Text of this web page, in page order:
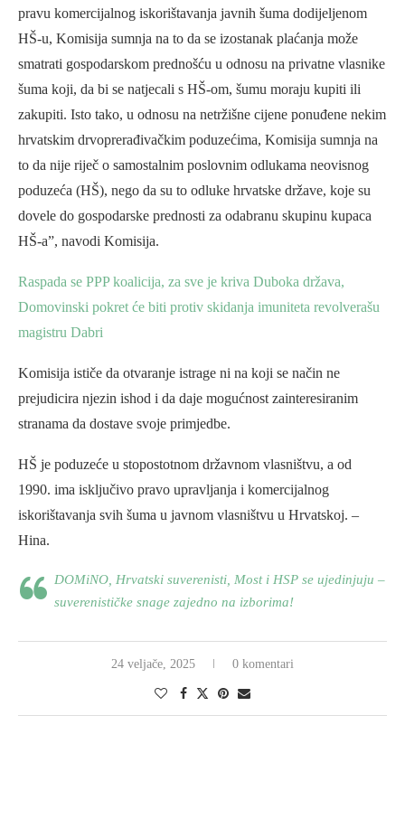
pravu komercijalnog iskorištavanja javnih šuma dodijeljenom
HŠ-u, Komisija sumnja na to da se izostanak plaćanja može
smatrati gospodarskom prednošću u odnosu na privatne vlasnike
šuma koji, da bi se natjecali s HŠ-om, šumu moraju kupiti ili
zakupiti. Isto tako, u odnosu na netržišne cijene ponuđene nekim
hrvatskim drvoprerađivačkim poduzećima, Komisija sumnja na
to da nije riječ o samostalnim poslovnim odlukama neovisnog
poduzeća (HŠ), nego da su to odluke hrvatske države, koje su
dovele do gospodarske prednosti za odabranu skupinu kupaca
HŠ-a”, navodi Komisija.
Raspada se PPP koalicija, za sve je kriva Duboka država,
Domovinski pokret će biti protiv skidanja imuniteta revolverašu
magistru Dabri
Komisija ističe da otvaranje istrage ni na koji se način ne
prejudicira njezin ishod i da daje mogućnost zainteresiranim
stranama da dostave svoje primjedbe.
HŠ je poduzeće u stopostotnom državnom vlasništvu, a od
1990. ima isključivo pravo upravljanja i komercijalnog
iskorištavanja svih šuma u javnom vlasništvu u Hrvatskoj. –
Hina.
DOMiNO, Hrvatski suverenisti, Most i HSP se ujedinjuju –
suverenističke snage zajedno na izborima!
24 veljače, 2025 0 komentari